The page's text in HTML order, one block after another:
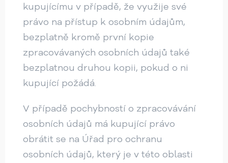
kupujícímu v případě, že využije své
právo na přístup k osobním údajům,
bezplatně kromě první kopie
zpracovávaných osobních údajů také
bezplatnou druhou kopii, pokud o ni
kupující požádá.
V případě pochybností o zpracovávání
osobních údajů má kupující právo
obrátit se na Úřad pro ochranu
osobních údajů, který je v této oblasti